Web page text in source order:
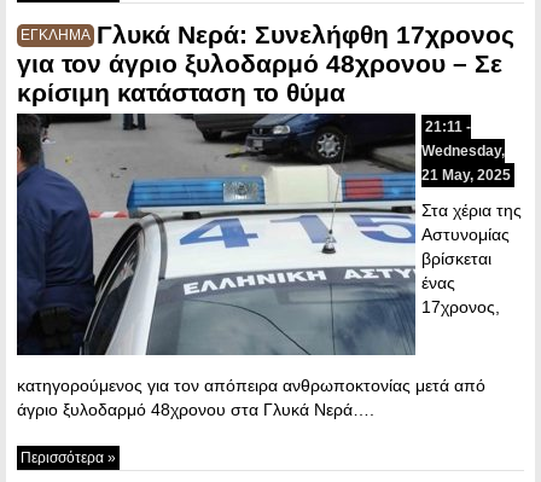
ΕΓΚΛΗΜΑ Γλυκά Νερά: Συνελήφθη 17χρονος
για τον άγριο ξυλοδαρμό 48χρονου – Σε
κρίσιμη κατάσταση το θύμα
21:11 -
Wednesday,
21 May, 2025
Στα χέρια της
Αστυνομίας
βρίσκεται
ένας
17χρονος,
κατηγορούμενος για τον απόπειρα ανθρωποκτονίας μετά από
άγριο ξυλοδαρμό 48χρονου στα Γλυκά Νερά….
Περισσότερα »